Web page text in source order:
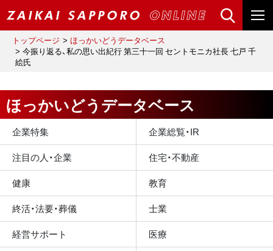
トップページ
ほっかいどうデータベース
今振り返る、私の思い出紀行 第三十一回 セントモニカ社長 七戸 千
絵氏
ほっかいどうデータベース
企業特集
企業総覧・IR
注目の人・企業
住宅・不動産
健康
教育
終活・法要・葬儀
士業
経営サポート
医療